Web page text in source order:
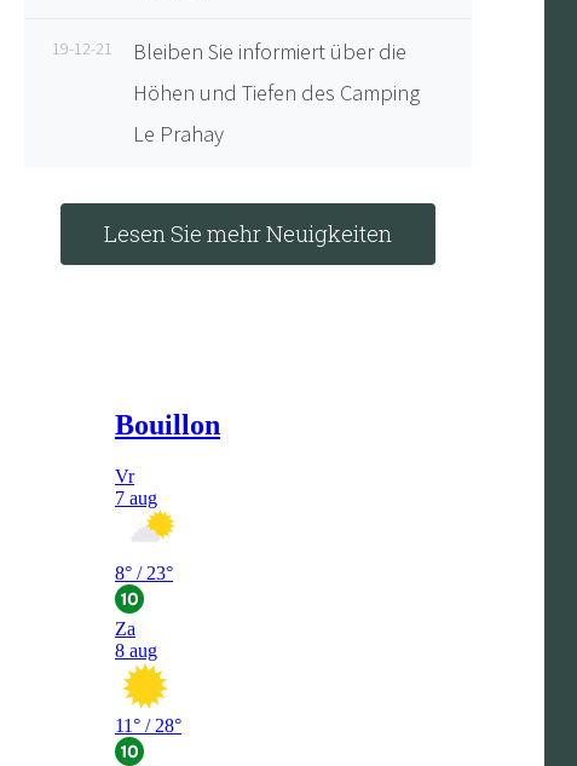
19-12-21
Bleiben Sie informiert über die
Höhen und Tiefen des Camping
Le Prahay
Lesen Sie mehr Neuigkeiten